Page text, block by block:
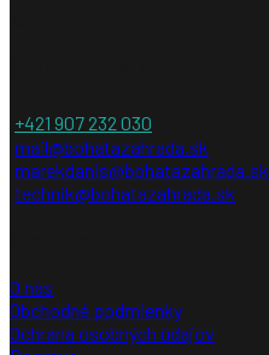
+421 907 232 030
mail@bohatazahrada.sk
marekdanis@bohatazahrada.sk
technik@bohatazahrada.sk
O nás
Obchodné podmienky
Ochrana osobných údajov